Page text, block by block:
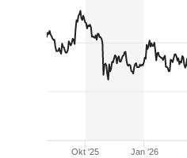
Okt '25 Jan '26